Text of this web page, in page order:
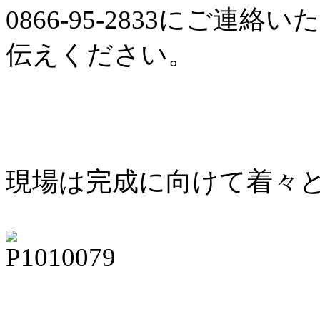
0866-95-2833にご連絡い
伝えください。
現場は完成に向けて着々